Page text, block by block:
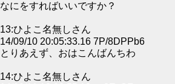
なにをすればいいですか？
13:ひよこ名無しさん
14/09/10 20:05:33.16 7P/8DPPb6
とりあえず、おはこんばんちわ
14:ひよこ名無しさん